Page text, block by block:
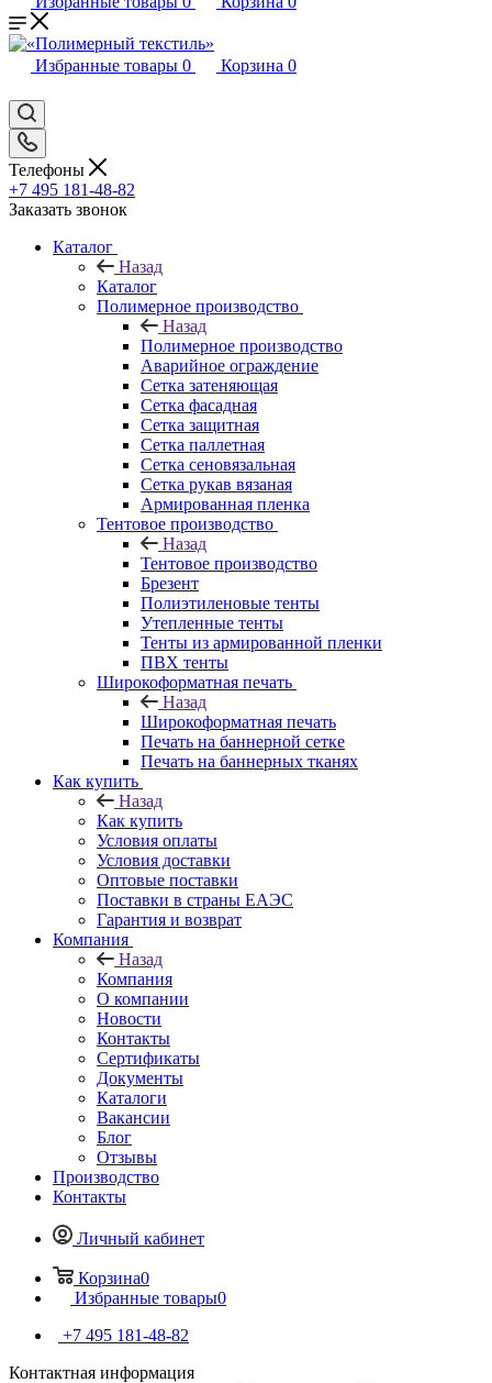
Избранные товары 0 Корзина 0
Телефоны
+7 495 181-48-82
Заказать звонок
Каталог
Назад
Каталог
Полимерное производство
Назад
Полимерное производство
Аварийное ограждение
Сетка затеняющая
Сетка фасадная
Сетка защитная
Сетка паллетная
Сетка сеновязальная
Сетка рукав вязаная
Армированная пленка
Тентовое производство
Назад
Тентовое производство
Брезент
Полиэтиленовые тенты
Утепленные тенты
Тенты из армированной пленки
ПВХ тенты
Широкоформатная печать
Назад
Широкоформатная печать
Печать на баннерной сетке
Печать на баннерных тканях
Как купить
Назад
Как купить
Условия оплаты
Условия доставки
Оптовые поставки
Поставки в страны ЕАЭС
Гарантия и возврат
Компания
Назад
Компания
О компании
Новости
Контакты
Сертификаты
Документы
Каталоги
Вакансии
Блог
Отзывы
Производство
Контакты
Личный кабинет
Корзина0
Избранные товары0
+7 495 181-48-82
Контактная информация